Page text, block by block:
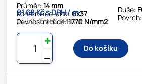
Průměr:14 mm
Konstrukce lana:6x37
Pevnostní třída:1770 N/mm2
Duše:
Povrch:
81.68 Kč s DPH / m
67.50 Kč bez DPH / m
⚊
✚
Do košíku